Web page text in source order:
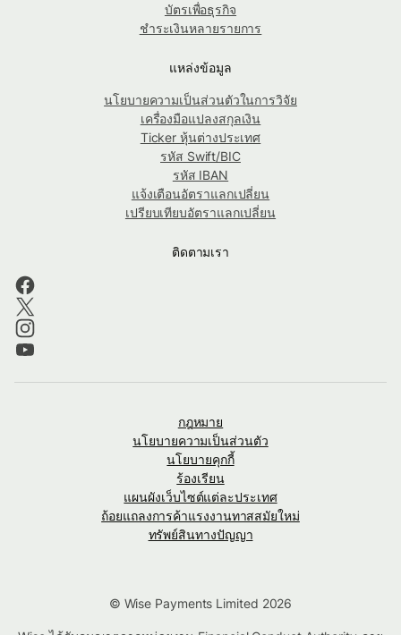
บัตรเพื่อธุรกิจ
ชำระเงินหลายรายการ
แหล่งข้อมูล
นโยบายความเป็นส่วนตัวในการวิจัย
เครื่องมือแปลงสกุลเงิน
Ticker หุ้นต่างประเทศ
รหัส Swift/BIC
รหัส IBAN
แจ้งเตือนอัตราแลกเปลี่ยน
เปรียบเทียบอัตราแลกเปลี่ยน
ติดตามเรา
กฎหมาย
นโยบายความเป็นส่วนตัว
นโยบายคุกกี้
ร้องเรียน
แผนผังเว็บไซต์แต่ละประเทศ
ถ้อยแถลงการค้าแรงงานทาสสมัยใหม่
ทรัพย์สินทางปัญญา
© Wise Payments Limited 2026